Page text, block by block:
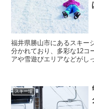
福井県勝山市にあるスキー
分かれており、多彩な12コ
アや雪遊びエリアなどがし
スキー場